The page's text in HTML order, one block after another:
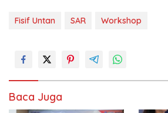
Fisif Untan SAR Workshop
Baca Juga